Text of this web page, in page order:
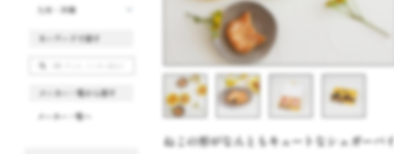
ねこの形がなんともキュートなシュガーパイ
九州・沖縄
キーワードで探す
メーカー一覧から探す
メーカー一覧へ